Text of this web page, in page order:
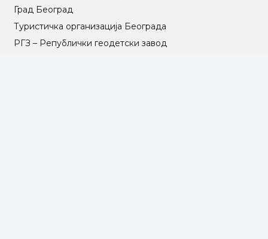
Град Београд
Туристичка организација Београда
РГЗ – Републички геодетски завод